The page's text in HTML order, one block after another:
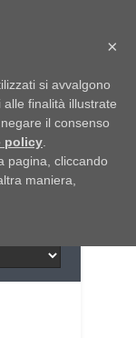
×
si avvalgono
finalità illustrate
il consenso
policy
pagina, cliccando
maniera,